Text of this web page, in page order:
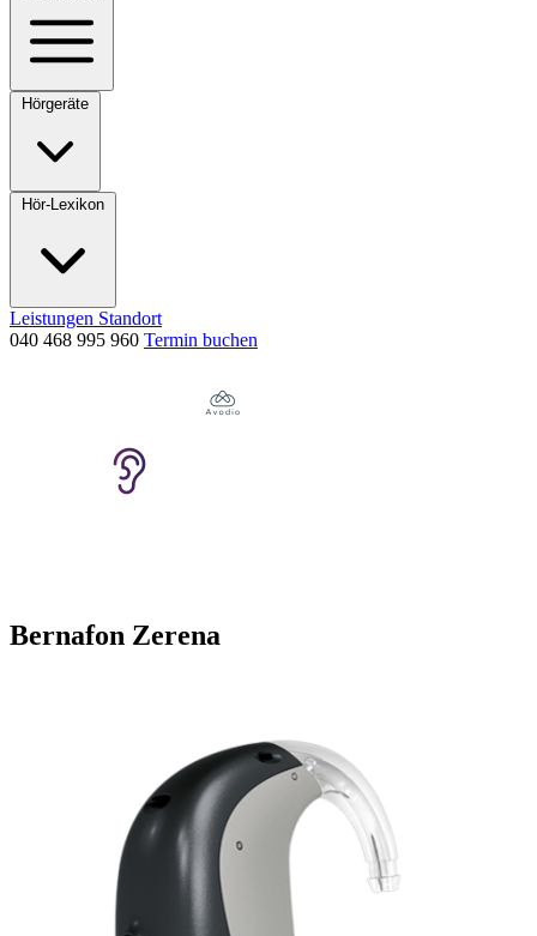
Hörgeräte
Hör-Lexikon
Leistungen Standort
040 468 995 960 Termin buchen
Bernafon Zerena